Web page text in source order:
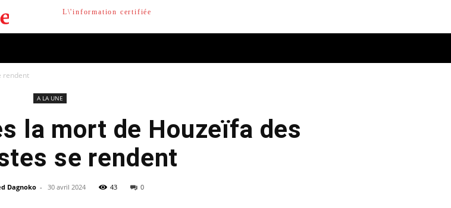
L\'information certifiée
rendent
A LA UNE
la mort de Houzeïfa des
se rendent
Dagnoko - 30 avril 2024 43 0